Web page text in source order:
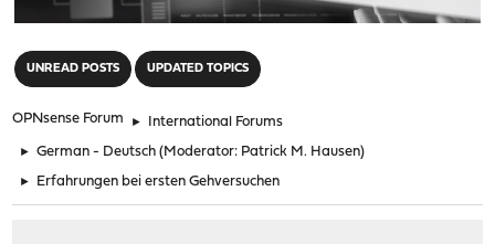
UNREAD POSTS UPDATED TOPICS
OPNsense Forum ► International Forums
► German - Deutsch (Moderator: Patrick M. Hausen)
► Erfahrungen bei ersten Gehversuchen